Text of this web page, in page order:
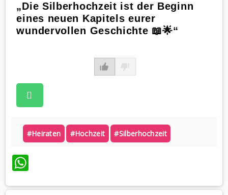
„Die Silberhochzeit ist der Beginn
eines neuen Kapitels eurer
wundervollen Geschichte 📖🌟“
#heiraten #hochzeit #silberhochzeit
WhatsApp